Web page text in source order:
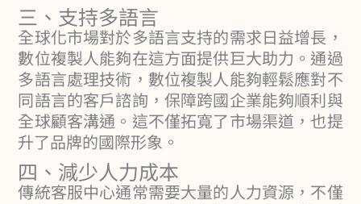
三、支持多語言
全球化市場對於多語言支持的需求日益增長，
數位複製人能夠在這方面提供巨大助力。通過
多語言處理技術，數位複製人能夠輕鬆應對不
同語言的客戶諮詢，保障跨國企業能夠順利與
全球顧客溝通。這不僅拓寬了市場渠道，也提
升了品牌的國際形象。
四、減少人力成本
傳統客服中心通常需要大量的人力資源，不僅